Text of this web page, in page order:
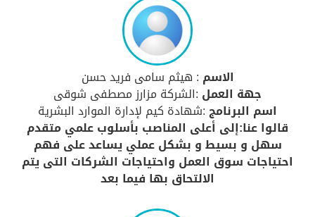
الاسم : هيثم سامى فريد حسن
جهة العمل :الشركة مزارز مصطفى شوقى
اسم البرنامج:شهادة كيم لإدارة الموارد البشرية
قالوا عنا:إلى أعلى المناصب بأسلوب علمي متقدم
سهل و بسيط و بشكل عملي يساعد على فهم
احتياجات سوق العمل واحتياجات الشركات التى يتم
الالتحاق بها فيما بعد